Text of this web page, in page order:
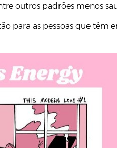
outros padrões menos
para as pessoas que têm